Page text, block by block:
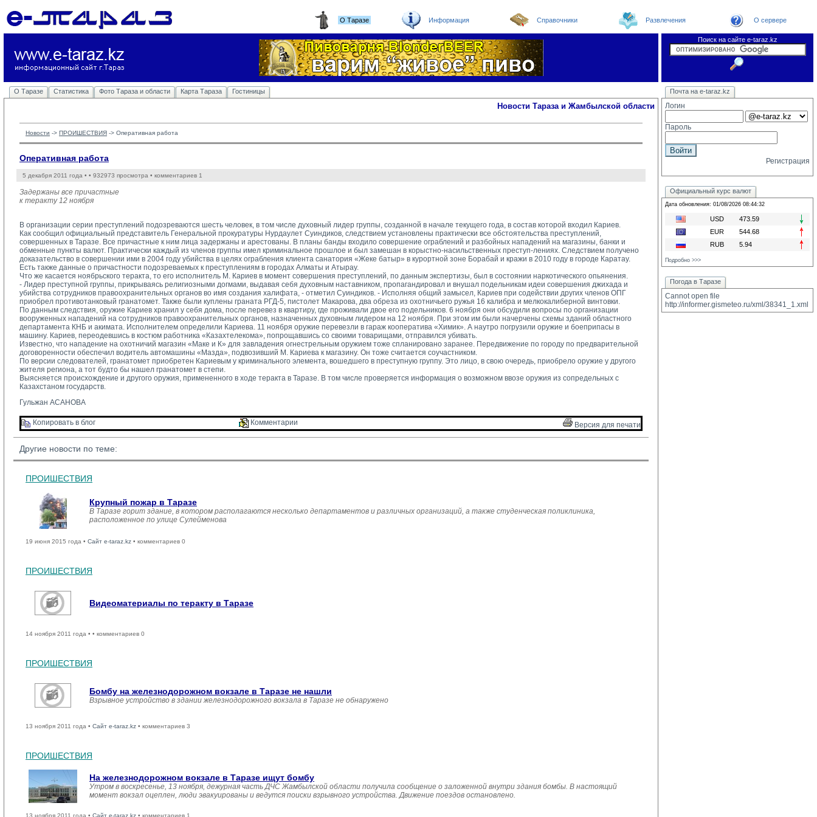
О Таразе Информация Справочники Развлечения О сервере
Поиск на сайте e-taraz.kz
О Таразе Статистика Фото Тараза и области Карта Тараза Гостиницы Новости Погода в Таразе
Телефоный справочник
Видеоконференция
Новости e-taraz
Новости Тараза и Жамбылской области
Новости -> ПРОИШЕСТВИЯ -> Оперативная работа
Оперативная работа
5 декабря 2011 года • • 932973 просмотра • комментариев 1
Задержаны все причастные
к теракту 12 ноября
В организации серии преступлений подозреваются шесть человек, в том числе духовный лидер группы, созданной в начале текущего года, в состав которой входил Кариев.
Как сообщил официальный представитель Генеральной прокуратуры Нурдаулет Суиндиков, следствием установлены практически все обстоятельства преступлений,
совершенных в Таразе. Все причастные к ним лица задержаны и арестованы. В планы банды входило совершение ограблений и разбойных нападений на магазины, банки и
обменные пункты валют. Практически каждый из членов группы имел криминальное прошлое и был замешан в корыстно-насильственных преступ-лениях. Следствием получено
доказательство в совершении ими в 2004 году убийства в целях ограбления клиента санатория «Жеке батыр» в курортной зоне Борабай и кражи в 2010 году в городе Каратау.
Есть также данные о причастности подозреваемых к преступлениям в городах Алматы и Атырау.
Что же касается ноябрьского теракта, то его исполнитель М. Кариев в момент совершения преступлений, по данным экспертизы, был в состоянии наркотического опьянения.
- Лидер преступной группы, прикрываясь религиозными догмами, выдавая себя духовным наставником, пропагандировал и внушал подельникам идеи совершения джихада и
убийства сотрудников правоохранительных органов во имя создания халифата, - отметил Суиндиков. - Исполняя общий замысел, Кариев при содействии других членов ОПГ
приобрел противотанковый гранатомет. Также были куплены граната РГД-5, пистолет Макарова, два обреза из охотничьего ружья 16 калибра и мелкокалиберной винтовки.
По данным следствия, оружие Кариев хранил у себя дома, после перевез в квартиру, где проживали двое его подельников. 6 ноября они обсудили вопросы по организации
вооруженных нападений на сотрудников правоохранительных органов, назначенных духовным лидером на 12 ноября. При этом им были начерчены схемы зданий областного
департамента КНБ и акимата. Исполнителем определили Кариева. 11 ноября оружие перевезли в гараж кооператива «Химик». А наутро погрузили оружие и боеприпасы в
машину. Кариев, переодевшись в костюм работника «Казахтелекома», попрощавшись со своими товарищами, отправился убивать.
Известно, что нападение на охотничий магазин «Маке и К» для завладения огнестрельным оружием тоже спланировано заранее. Передвижение по городу по предварительной
договоренности обеспечил водитель автомашины «Мазда», подвозивший М. Кариева к магазину. Он тоже считается соучастником.
По версии следователей, гранатомет приобретен Кариевым у криминального элемента, вошедшего в преступную группу. Это лицо, в свою очередь, приобрело оружие у другого
жителя региона, а тот будто бы нашел гранатомет в степи.
Выясняется происхождение и другого оружия, примененного в ходе теракта в Таразе. В том числе проверяется информация о возможном ввозе оружия из сопредельных с
Казахстаном государств.
Гульжан АСАНОВА
Копировать в блог Комментарии Версия для печати
Другие новости по теме:
ПРОИШЕСТВИЯ
Крупный пожар в Таразе
В Таразе горит здание, в котором располагаются несколько департаментов и различных организаций, а также студенческая поликлиника,
расположенное по улице Сулейменова
19 июня 2015 года • Сайт e-taraz.kz • комментариев 0
ПРОИШЕСТВИЯ
Видеоматериалы по теракту в Таразе
14 ноября 2011 года • • комментариев 0
ПРОИШЕСТВИЯ
Бомбу на железнодорожном вокзале в Таразе не нашли
Взрывное устройство в здании железнодорожного вокзала в Таразе не обнаружено
13 ноября 2011 года • Сайт e-taraz.kz • комментариев 3
ПРОИШЕСТВИЯ
На железнодорожном вокзале в Таразе ищут бомбу
Утром в воскресенье, 13 ноября, дежурная часть ДЧС Жамбылской области получила сообщение о заложенной внутри здания бомбы. В настоящий
момент вокзал оцеплен, люди эвакуированы и ведутся поиски взрывного устройства. Движение поездов остановлено.
13 ноября 2011 года • Сайт e-taraz.kz • комментариев 1
Почта на e-taraz.kz
Логин
Пароль
Регистрация
Официальный курс валют
Дата обновления: 01/08/2026 08:44:32
USD
473.59
EUR
544.68
RUB
5.94
Подробно >>>
Погода в Таразе
Cannot open file
http://informer.gismeteo.ru/xml/38341_1.xml